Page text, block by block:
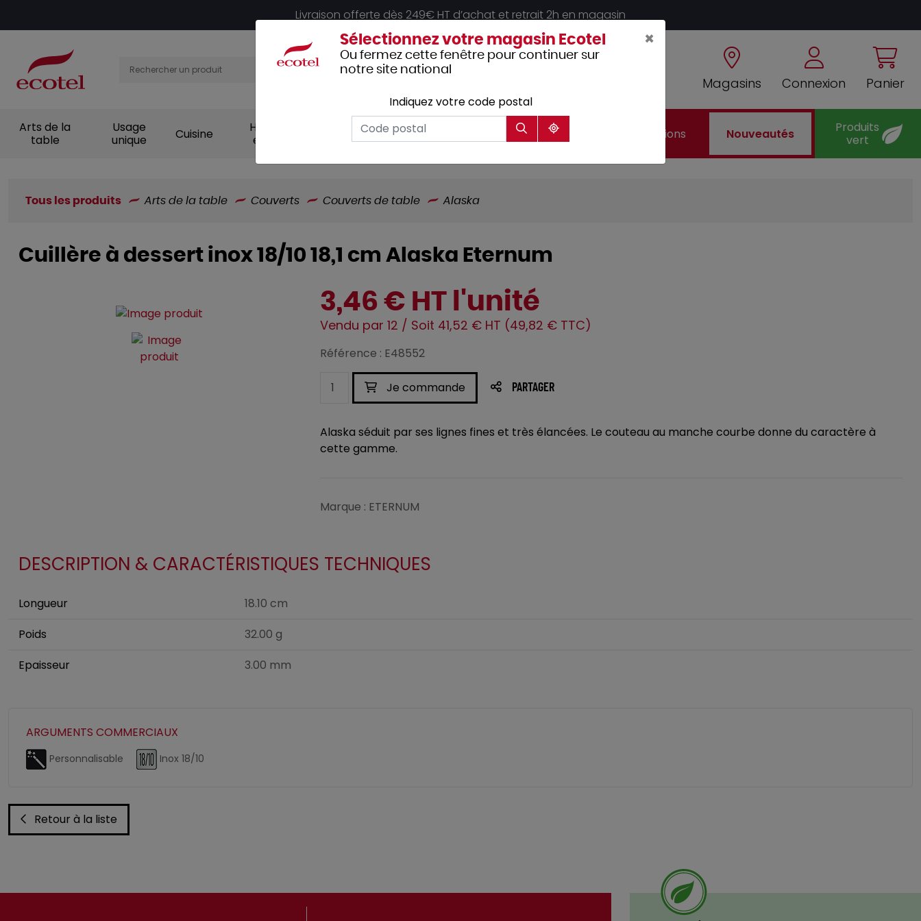
Livraison offerte dès 249€ HT d’achat et retrait 2h en magasin
Magasins Connexion Panier
Arts de la
table
Usage
unique
Cuisine
Hygiène et
entretien
Vêtements
professionnels
Hôtellerie Mobilier Promotions Nouveautés
Produits
vert
Tous les produits Arts de la table Couverts Couverts de table Alaska
Cuillère à dessert inox 18/10 18,1 cm Alaska Eternum
3,46 € HT l'unité
Vendu par 12 / Soit 41,52 € HT (49,82 € TTC)
Référence : E48552
Je commande PARTAGER
Alaska séduit par ses lignes fines et très élancées. Le couteau au manche courbe donne du caractère à
cette gamme.
Marque : ETERNUM
DESCRIPTION & CARACTÉRISTIQUES TECHNIQUES
Longueur
18.10 cm
Poids
32.00 g
Epaisseur
3.00 mm
ARGUMENTS COMMERCIAUX
Personnalisable Inox 18/10
Retour à la liste
×
Sélectionnez votre magasin Ecotel
Ou fermez cette fenêtre pour continuer sur
notre site national
Indiquez votre code postal